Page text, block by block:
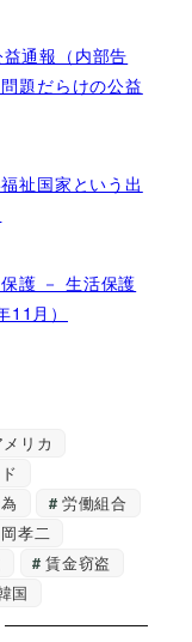
通報（内部告
題だらけの公益
祉国家という出
護 － 生活保護
月）
メリカ
労働組合
孝二
賃金窃盗
国